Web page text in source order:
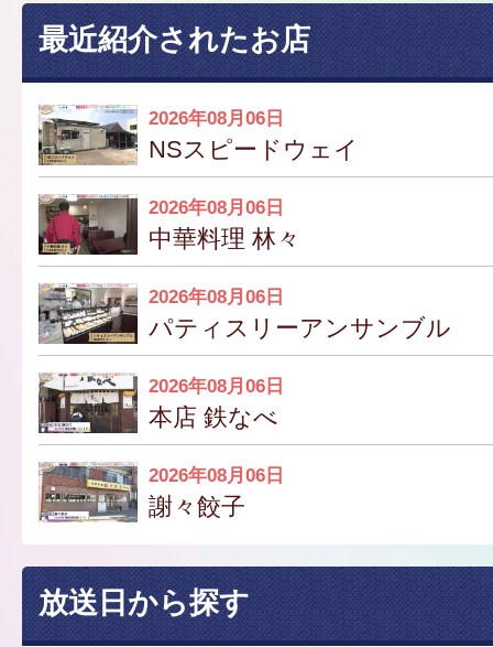
最近紹介されたお店
2026年08月06日
NSスピードウェイ
2026年08月06日
中華料理 林々
2026年08月06日
パティスリーアンサンブル
2026年08月06日
本店 鉄なべ
2026年08月06日
謝々餃子
放送日から探す